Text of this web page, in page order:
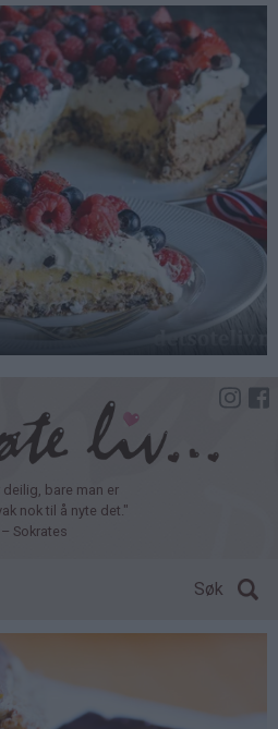
deilig, bare man er
nok til å nyte det."
– Sokrates
Søk